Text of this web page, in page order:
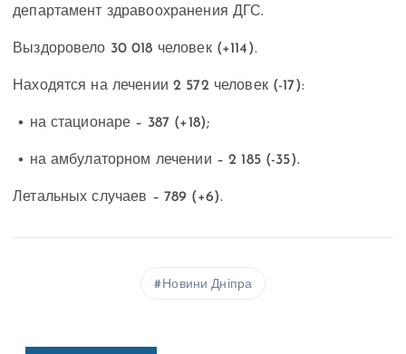
департамент здравоохранения ДГС.
Выздоровело 30 018 человек (+114).
Находятся на лечении 2 572 человек (-17):
• на стационаре – 387 (+18);
• на амбулаторном лечении – 2 185 (-35).
Летальных случаев – 789 (+6).
Новини Дніпра